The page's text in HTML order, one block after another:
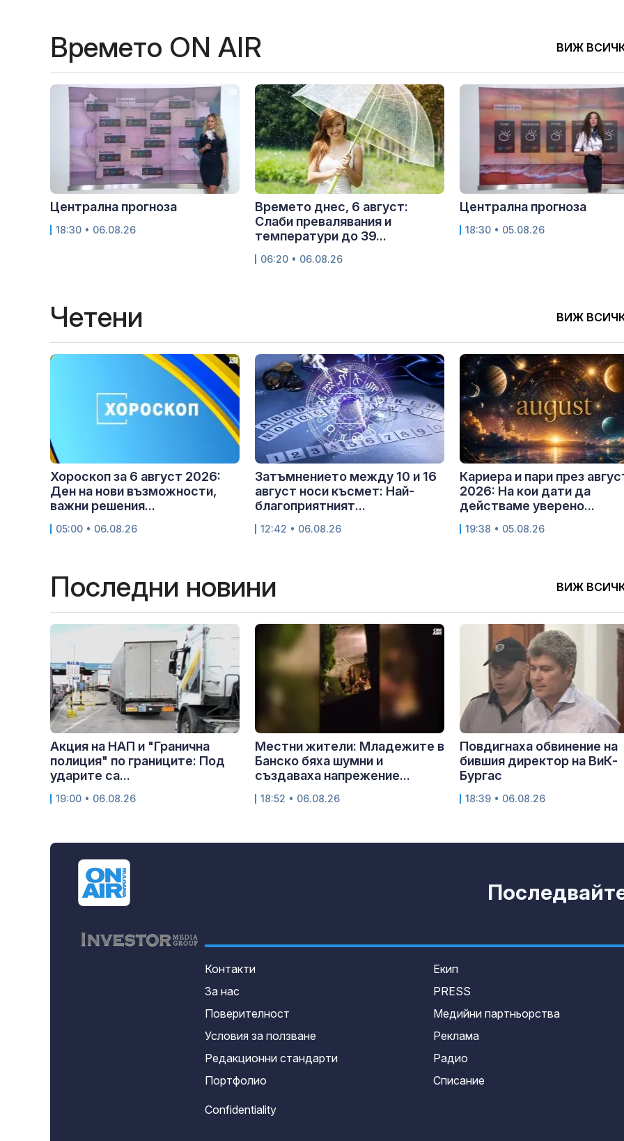
FDA одобри
decanoate:
висок холестерол
Времето ON AIR ВИЖ
Централна прогноза
18:30 • 06.08.26
Времето днес, 6 август:
Слаби превалявания и
температури до 39...
06:20 • 06.08.26
Централна прогноза
18:30 • 05.08.26
Четени ВИЖ
Хороскоп за 6 август 2026:
Ден на нови възможности,
важни решения...
05:00 • 06.08.26
Затъмнението между 10 и 16
август носи късмет: Най-
благоприятният...
12:42 • 06.08.26
Кариера и пари през
2026: На кои дати да
действаме уверено...
19:38 • 05.08.26
Последни новини ВИЖ
Акция на НАП и "Гранична
полиция" по границите: Под
ударите са...
19:00 • 06.08.26
Местни жители: Младежите в
Банско бяха шумни и
създаваха напрежение...
18:52 • 06.08.26
Повдигнаха обвинение на
бившия директор на ВиК-
Бургас
18:39 • 06.08.26
Контакти
За нас
Поверителност
Условия за ползване
Редакционни стандарти
Портфолио
Екип
PRESS
Медийни партньорства
Реклама
Радио
Списание
Confidentiality